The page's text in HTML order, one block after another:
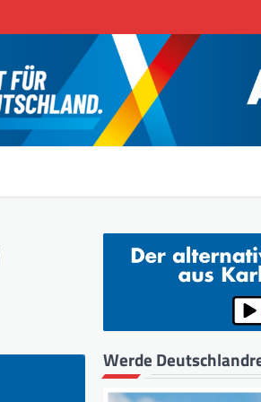
Werde